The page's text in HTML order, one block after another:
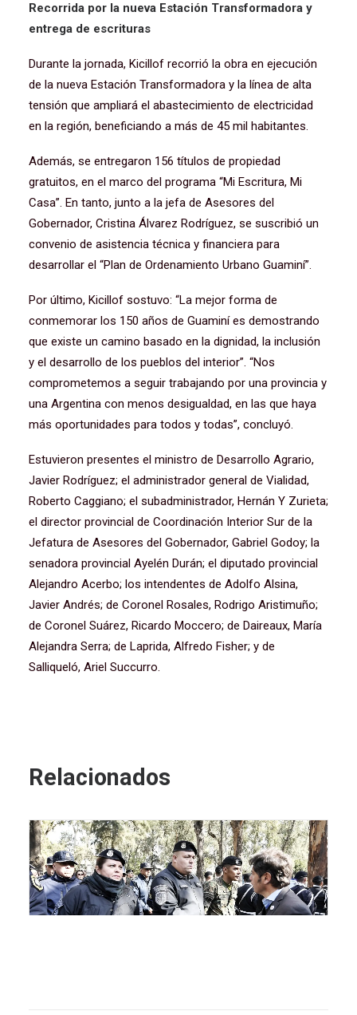
Recorrida por la nueva Estación Transformadora y
entrega de escrituras
Durante la jornada, Kicillof recorrió la obra en ejecución
de la nueva Estación Transformadora y la línea de alta
tensión que ampliará el abastecimiento de electricidad
en la región, beneficiando a más de 45 mil habitantes.
Además, se entregaron 156 títulos de propiedad
gratuitos, en el marco del programa “Mi Escritura, Mi
Casa”. En tanto, junto a la jefa de Asesores del
Gobernador, Cristina Álvarez Rodríguez, se suscribió un
convenio de asistencia técnica y financiera para
desarrollar el “Plan de Ordenamiento Urbano Guaminí”.
Por último, Kicillof sostuvo: “La mejor forma de
conmemorar los 150 años de Guaminí es demostrando
que existe un camino basado en la dignidad, la inclusión
y el desarrollo de los pueblos del interior”. “Nos
comprometemos a seguir trabajando por una provincia y
una Argentina con menos desigualdad, en las que haya
más oportunidades para todos y todas”, concluyó.
Estuvieron presentes el ministro de Desarrollo Agrario,
Javier Rodríguez; el administrador general de Vialidad,
Roberto Caggiano; el subadministrador, Hernán Y Zurieta;
el director provincial de Coordinación Interior Sur de la
Jefatura de Asesores del Gobernador, Gabriel Godoy; la
senadora provincial Ayelén Durán; el diputado provincial
Alejandro Acerbo; los intendentes de Adolfo Alsina,
Javier Andrés; de Coronel Rosales, Rodrigo Aristimuño;
de Coronel Suárez, Ricardo Moccero; de Daireaux, María
Alejandra Serra; de Laprida, Alfredo Fisher; y de
Salliqueló, Ariel Succurro.
Relacionados